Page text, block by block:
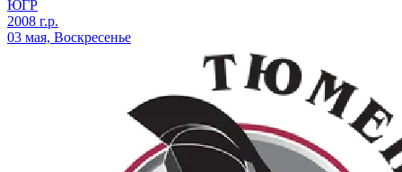
ЮГР
2008 г.р.
03 мая, Воскресенье